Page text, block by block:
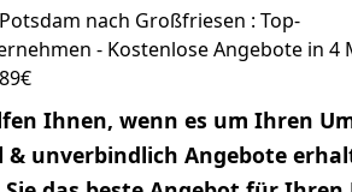
nach Großfriesen : Top-
- Kostenlose Angebote in 4
Ihnen, wenn es um Ihren
& unverbindlich Angebote